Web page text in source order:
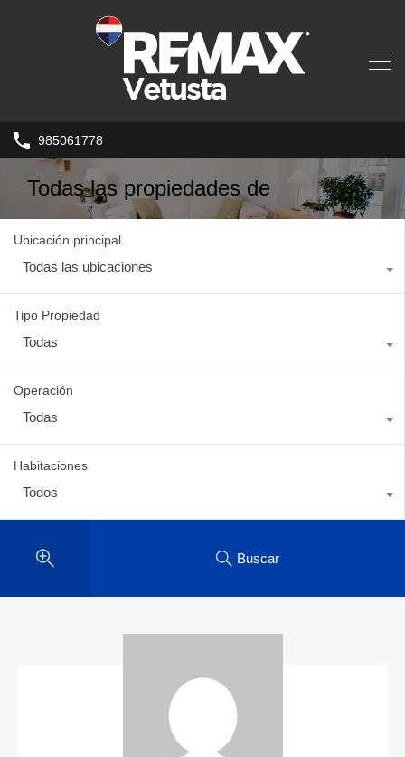
985061778
Todas las propiedades de
Ubicación principal
Todas las ubicaciones
Tipo Propiedad
Todas
Operación
Todas
Habitaciones
Todos
Buscar